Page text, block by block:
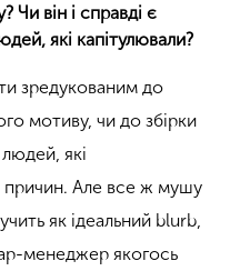
Чи він і справді є
які капітулювали?
зредукованим до
мотиву, чи до збірки
які
причин. Але все ж мушу
як ідеальний blurb,
менеджер якогось